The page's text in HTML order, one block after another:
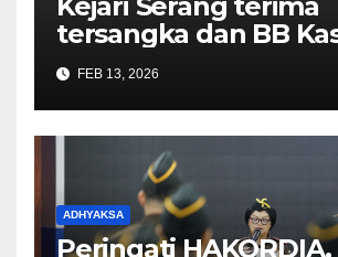
tersangka dan BB
Korupsi jual beli
goreng curah 2025
FEB 13, 2026
ADHYAKSA
Peringati